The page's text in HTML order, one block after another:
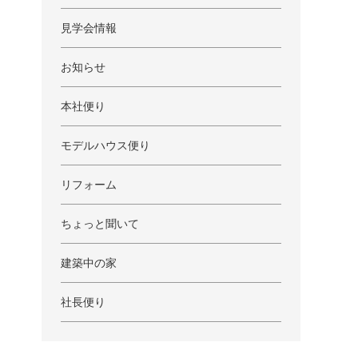
見学会情報
お知らせ
本社便り
モデルハウス便り
リフォーム
ちょっと聞いて
建築中の家
社長便り